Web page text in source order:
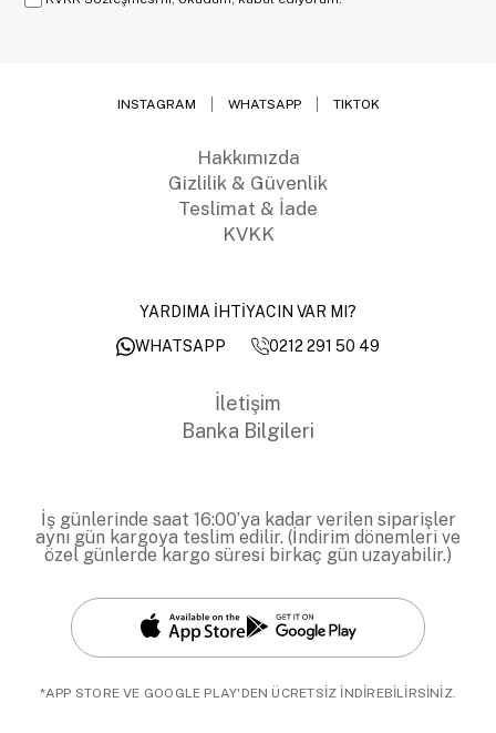
INSTAGRAM WHATSAPP TIKTOK
Hakkımızda
Gizlilik & Güvenlik
Teslimat & İade
KVKK
YARDIMA İHTİYACIN VAR MI?
WHATSAPP
0212 291 50 49
İletişim
Banka Bilgileri
İş günlerinde saat 16:00’ya kadar verilen siparişler
aynı gün kargoya teslim edilir. (İndirim dönemleri ve
özel günlerde kargo süresi birkaç gün uzayabilir.)
*APP STORE VE GOOGLE PLAY'DEN ÜCRETSİZ İNDİREBİLİRSİNİZ.